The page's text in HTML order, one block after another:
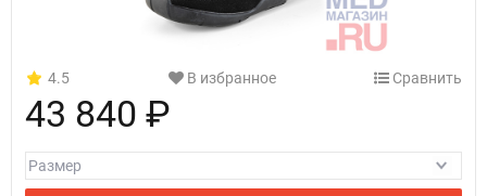
4.5 В избранное Сравнить
43 840 ₽